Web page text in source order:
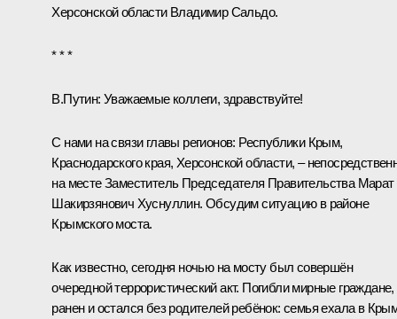
Херсонской области Владимир Сальдо.
* * *
В.Путин: Уважаемые коллеги, здравствуйте!
С нами на связи главы регионов: Республики Крым,
Краснодарского края, Херсонской области, –
на месте Заместитель Председателя Правительства Марат
Шакирзянович Хуснуллин. Обсудим ситуацию в районе
Крымского моста.
Как известно, сегодня ночью на мосту был совершён
очередной террористический акт. Погибли мирные граждане,
ранен и остался без родителей ребёнок: семья ехала в